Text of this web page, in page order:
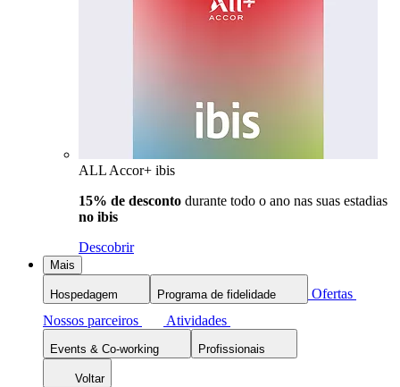
ALL Accor+ ibis
15% de desconto durante todo o ano nas suas estadias
no ibis
Descobrir
Mais
Hospedagem Programa de fidelidade
Ofertas
Nossos parceiros
Atividades
Events & Co-working Profissionais
Voltar